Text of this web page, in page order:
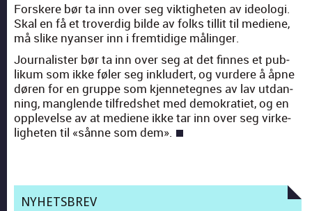
Forskere bør ta inn over seg vik­tigheten av ide­olo­gi.
Skal en få et tro­verdig bilde av folks tillit til medi­ene,
må slike nyanser inn i frem­tidi­ge målinger.
Jour­nal­is­ter bør ta inn over seg at det finnes et pub­
likum som ikke føler seg inklud­ert, og vur­dere å åpne
døren for en gruppe som kjen­neteg­nes av lav utdan­
ning, man­glende til­fred­shet med demokrati­et, og en
opplevelse av at medi­ene ikke tar inn over seg virke­
ligheten til «sånne som dem».
NYHETSBREV